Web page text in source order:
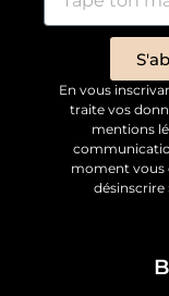
En vous
traite vos
mentions
moment vous
désinscrire